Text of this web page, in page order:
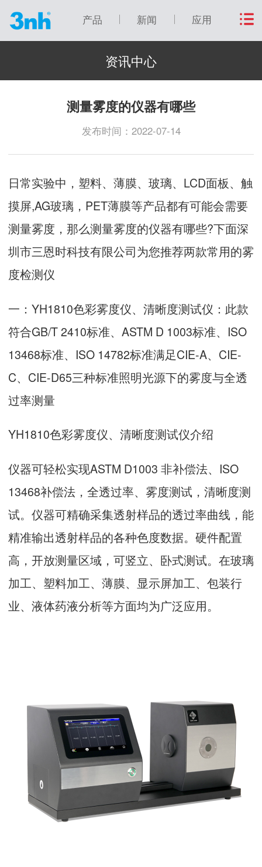
产品 新闻 应用
资讯中心
测量雾度的仪器有哪些
发布时间：2022-07-14
日常实验中，塑料、薄膜、玻璃、LCD面板、触
摸屏,AG玻璃，PET薄膜等产品都有可能会需要
测量雾度，那么测量雾度的仪器有哪些?下面深
圳市三恩时科技有限公司为您推荐两款常用的雾
度检测仪
一： YH1810色彩雾度仪、清晰度测试仪：此款
符合GB/T 2410标准、ASTM D 1003标准、ISO
13468标准、ISO 14782标准满足CIE-A、CIE-
C、CIE-D65三种标准照明光源下的雾度与全透
过率测量
YH1810色彩雾度仪、清晰度测试仪介绍
仪器可轻松实现ASTM D1003 非补偿法、ISO
13468补偿法，全透过率、雾度测试，清晰度测
试。仪器可精确采集透射样品的透过率曲线，能
精准输出透射样品的各种色度数据。硬件配置
高，开放测量区域，可竖立、卧式测试。在玻璃
加工、塑料加工、薄膜、显示屏加工、包装行
业、液体药液分析等方面均为广泛应用。